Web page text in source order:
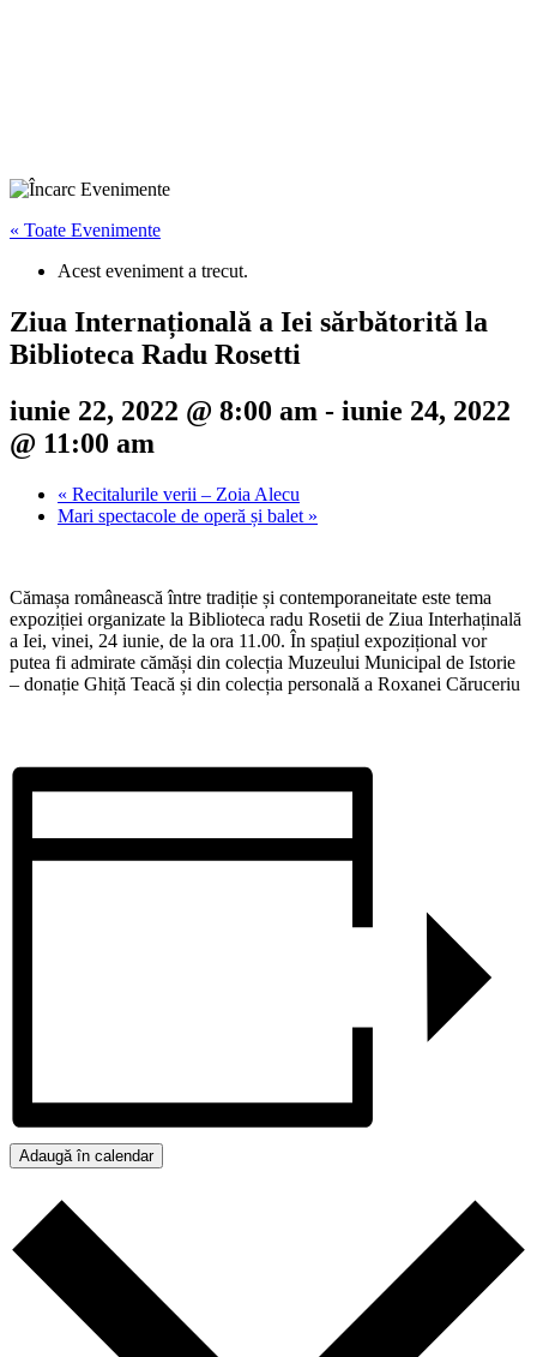
« Toate Evenimente
Acest eveniment a trecut.
Ziua Internațională a Iei sărbătorită la
Biblioteca Radu Rosetti
iunie 22, 2022 @ 8:00 am - iunie 24, 2022
@ 11:00 am
« Recitalurile verii – Zoia Alecu
Mari spectacole de operă și balet »
Cămașa românească între tradiție și contemporaneitate este tema
expoziției organizate la Biblioteca radu Rosetii de Ziua Interhaținală
a Iei, vinei, 24 iunie, de la ora 11.00. În spațiul expozițional vor
putea fi admirate cămăși din colecția Muzeului Municipal de Istorie
– donație Ghiță Teacă și din colecția personală a Roxanei Căruceriu
Adaugă în calendar